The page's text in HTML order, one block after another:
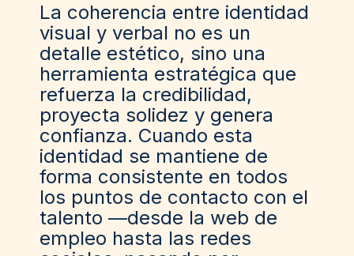
La coherencia entre identidad
visual y verbal no es un
detalle estético, sino una
herramienta estratégica que
refuerza la credibilidad,
proyecta solidez y genera
confianza. Cuando esta
identidad se mantiene de
forma consistente en todos
los puntos de contacto con el
talento —desde la web de
empleo hasta las redes